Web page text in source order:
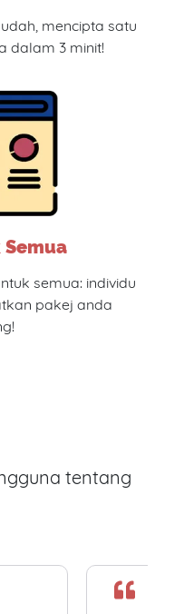
mencipta satu
dalam 3 minit!
semua: individu
pakej anda
tentang